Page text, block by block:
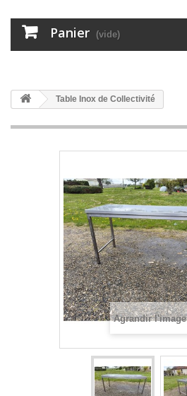
Panier (vide)
Table Inox de Collectivité
Agrandir l'image